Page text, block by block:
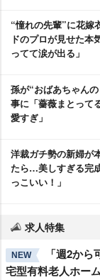
“憧れの先輩”に花
ドのプロが見せた本
ってて涙が出る」
孫が“おばあちゃん
事に「薔薇まとって
愛すぎ」
洋裁ガチ勢の新婦が
たら…美しすぎる完
っこいい！」
求人特集
NEW
「週2か
宅型有料老人ホー